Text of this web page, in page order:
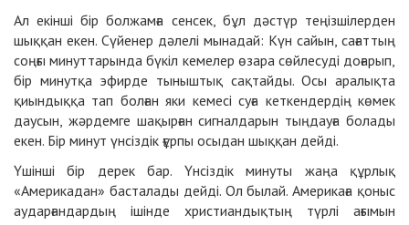
Ал екінші бір болжамға сенсек, бұл дәстүр теңізшілерден
шыққан екен. Сүйенер дәлелі мынадай: Күн сайын, сағаттың
соңғы минуттарында бүкіл кемелер өзара сөйлесуді доғарып,
бір минутқа эфирде тыныштық сақтайды. Осы аралықта
қиындыққа тап болған яки кемесі суға кеткендердің көмек
даусын, жәрдемге шақырған сигналдарын тыңдауға болады
екен. Бір минут үнсіздік ғұрпы осыдан шыққан дейді.
Үшінші бір дерек бар. Үнсіздік минуты жаңа құрлық
«Америкадан» басталады дейді. Ол былай. Америкаға қоныс
аударғандардың ішінде христиандықтың түрлі ағымын